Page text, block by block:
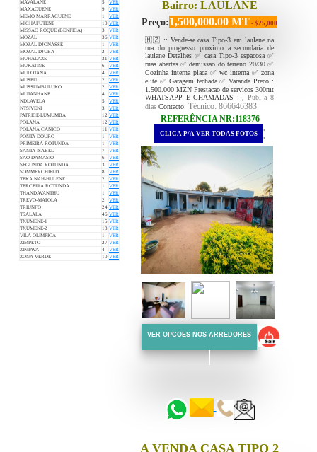
MAVALANE
5
VER
MAXAQUENE
9
VER
MEMO MARRACUENE
1
VER
MICHAFUTENE
10 VER
MISSAO ROQUE (BENFICA)
3
VER
MOZAL
36 VER
MOZAL DJONASSE
1
VER
MOZAL DJUBA
2
VER
MUHALAZE
31 VER
MUKATINE
6
VER
MULOTANA
4
VER
MUSEU
2
VER
MUSSUMBULUKO
2
VER
MUTANHANE
4
VER
NDLAVELA
5
VER
NTSIVENI
3
VER
PATRICE-LUMUMBA
12 VER
POLANA
12 VER
POLANA CANICO
11 VER
PONTA DOURO
1
VER
PRIMEIRA ROTUNDA
1
VER
SANTA ISABEL
7
VER
SAO DAMASIO
6
VER
SEGUNDA ROTUNDA
3
VER
SOMMERCHIELD
8
VER
TEKA NAH-HULENE
2
VER
TERCEIRA ROTUNDA
1
VER
THANDAVANTHU
1
VER
TREVO-MATOLA
2
VER
TRIUNFO
24 VER
TSALALA
46 VER
TXUMENE-1
15 VER
TXUMENE-2
18 VER
VILA OLIMPICA
1
VER
ZIMPETO
27 VER
ZINTAVA
4
VER
ZONA VERDE
10 VER
Bairro: LAULANE
Preço:1,500,000.00 MT - $25,000
🇲🇿 :: Vende-se casa Tipo-3 em laulane na
rua do progresso proximo a secundaria de
laulane Detalhes ✅️ casa Tipo-3 espacosa ✅️
ruas abertas ✅️ demissao do terreno 20/30 ✅️
Cozinha interna placa ✅️ wc interna ✅️ zona
elite ✅️ Garagem fechada ✅️ Varanda Preco :
1.500.000 MZN Prestacao de servicos 300mt
WHATSAPP E CHAMADAS :
, Publ a 8
dias Contacto: Técnico: 866646383
REFERÊNCIA NR:118376
.
CLICA P/A VER TODAS FOTOS .
VER OPCOES NOS ARREDORES
A VENDA CASA TIPO 2